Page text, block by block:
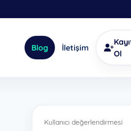
Blog İletişim
Ol
Kullanıcı değerlendirmesi